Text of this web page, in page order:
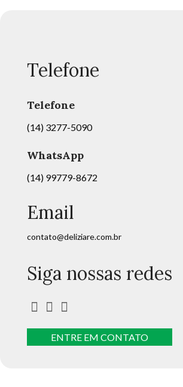
Telefone
Telefone
(14) 3277-5090
WhatsApp
(14) 99779-8672
Email
contato@deliziare.com.br
Siga nossas redes
ENTRE EM CONTATO